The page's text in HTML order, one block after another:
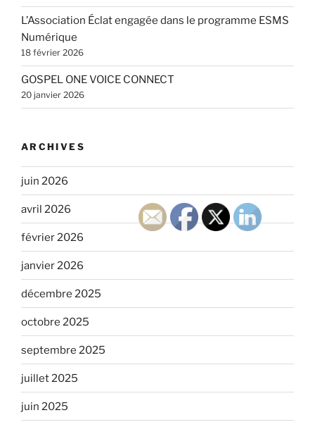
L’Association Éclat engagée dans le programme ESMS
Numérique
18 février 2026
GOSPEL ONE VOICE CONNECT
20 janvier 2026
ARCHIVES
juin 2026
avril 2026
février 2026
janvier 2026
décembre 2025
octobre 2025
septembre 2025
juillet 2025
juin 2025